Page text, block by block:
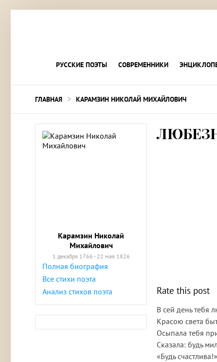
РУССКИЕ ПОЭТЫ СОВРЕМЕННИКИ
ГЛАВНАЯ > КАРАМЗИН НИКОЛАЙ МИХАЙЛОВИЧ
Карамзин Николай
Михайлович
1 декабря 1766 - 22 мая 1826
Полная биография
Все стихи поэта
Анализ стихов поэта
Rate this post
В сей день тебя
Красою света
Осыпала тебя
Сказала: будь
«Будь